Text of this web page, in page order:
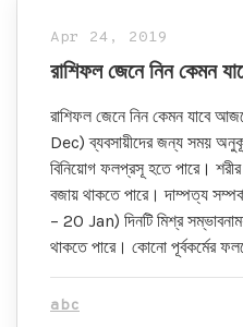
Apr 24, 2019
রাশিফল জেনে নিন কেমন
রাশিফল জেনে নিন কেমন যাবে
Dec) ব্যবসায়ীদের জন্য সময়
বিনিয়োগ ফলপ্রসূ হতে পারে।
বজায় থাকতে পারে। দাম্পত্য
– 20 Jan) দিনটি মিশ্র
থাকতে পারে। কোনো পূর্বকর্মের
abc